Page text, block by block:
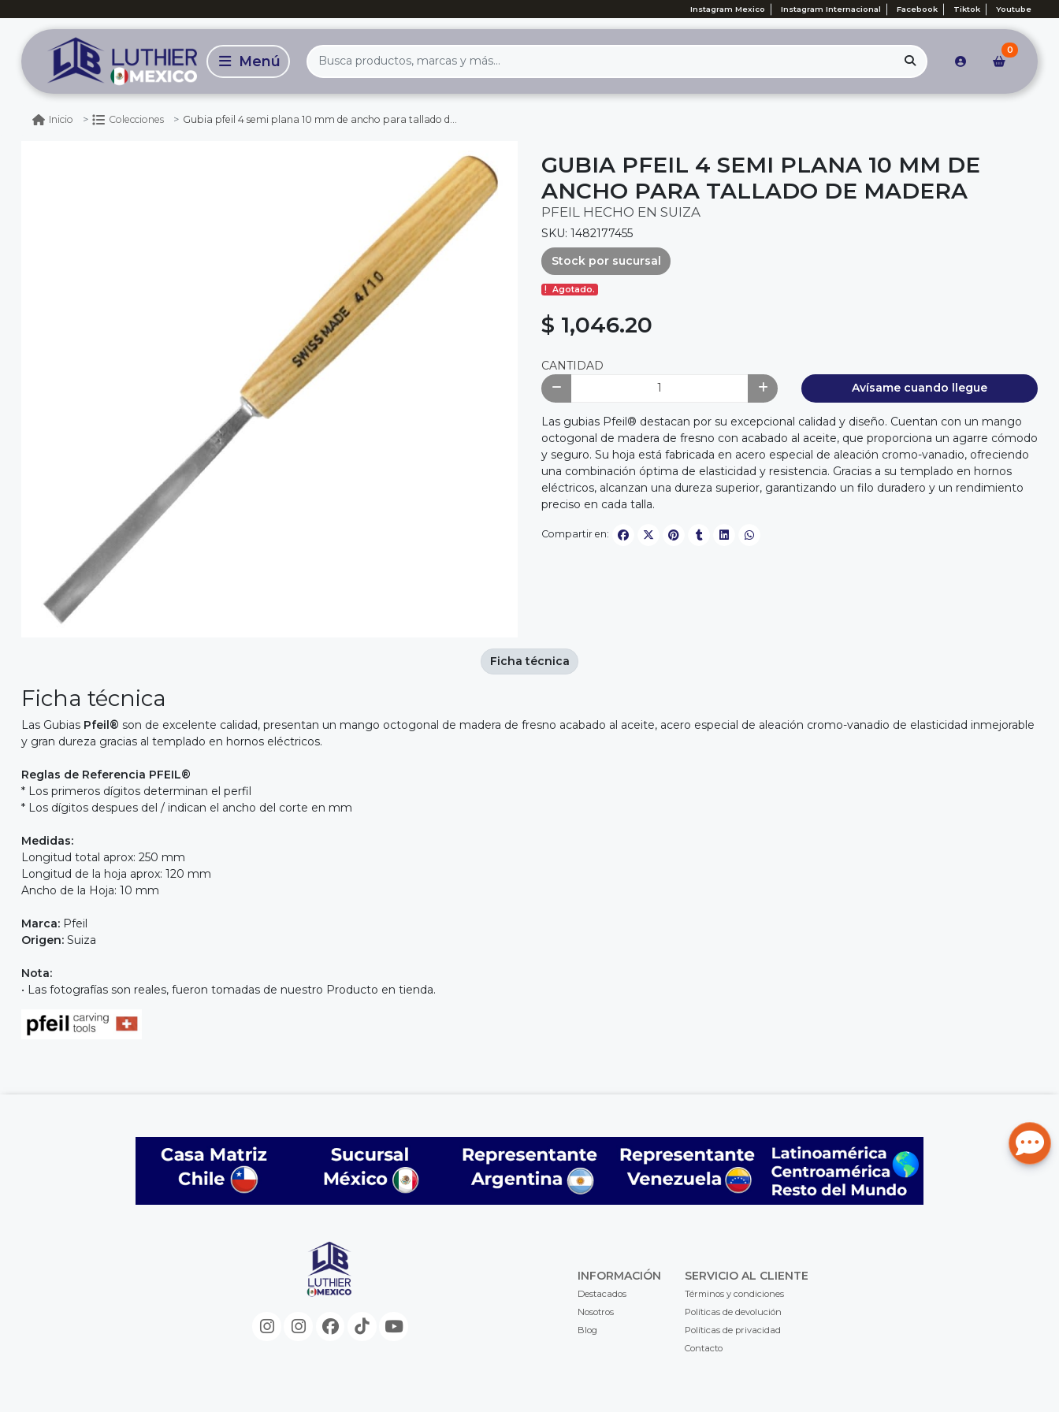
Instagram Mexico Instagram Internacional Facebook Tiktok Youtube
0
Inicio Colecciones Gubia pfeil 4 semi plana 10 mm de ancho para tallado de madera
GUBIA PFEIL 4 SEMI PLANA 10 MM DE
ANCHO PARA TALLADO DE MADERA
PFEIL HECHO EN SUIZA
SKU: 1482177455
Stock por sucursal
Agotado.
$ 1,046.20
CANTIDAD
Avísame cuando llegue
Las gubias Pfeil® destacan por su excepcional calidad y diseño. Cuentan con un mango
octogonal de madera de fresno con acabado al aceite, que proporciona un agarre cómodo
y seguro. Su hoja está fabricada en acero especial de aleación cromo-vanadio, ofreciendo
una combinación óptima de elasticidad y resistencia. Gracias a su templado en hornos
eléctricos, alcanzan una dureza superior, garantizando un filo duradero y un rendimiento
preciso en cada talla.
Compartir en:
Ficha técnica
Las Gubias Pfeil® son de excelente calidad, presentan un mango octogonal de madera de fresno acabado al aceite, acero especial de aleación cromo-vanadio de elasticidad inmejorable
y gran dureza gracias al templado en hornos eléctricos.
Reglas de Referencia PFEIL®
* Los primeros dígitos determinan el perfil
* Los dígitos despues del / indican el ancho del corte en mm
Medidas:
Longitud total aprox: 250 mm
Longitud de la hoja aprox: 120 mm
Ancho de la Hoja: 10 mm
Marca: Pfeil
Origen: Suiza
Nota:
• Las fotografías son reales, fueron tomadas de nuestro Producto en tienda.
Ficha técnica
INFORMACIÓN
Destacados
Nosotros
Blog
SERVICIO AL CLIENTE
Términos y condiciones
Políticas de devolución
Políticas de privacidad
Contacto